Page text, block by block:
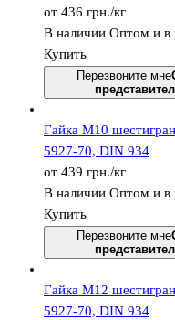
от 436 грн./кг
В наличии Оптом и в
Купить
Перезвоните мне
Гайка М10
5927-70, DIN 934
от 439 грн./кг
В наличии Оптом и в
Купить
Перезвоните мне
Гайка М12
5927-70, DIN 934